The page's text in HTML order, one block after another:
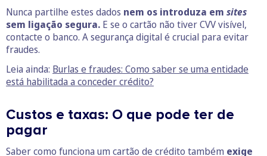
Nunca partilhe estes dados nem os introduza em sites
sem ligação segura. E se o cartão não tiver CVV visível,
contacte o banco. A segurança digital é crucial para evitar
fraudes.
Leia ainda: Burlas e fraudes: Como saber se uma entidade
está habilitada a conceder crédito?
Custos e taxas: O que pode ter de
pagar
Saber como funciona um cartão de crédito também exige